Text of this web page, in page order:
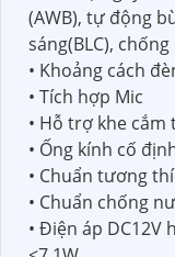
(AWB), tự động
sáng(BLC),
• Khoảng cách
• Tích hợp Mic
• Hỗ trợ khe cắm
• Ống kính cố
• Chuẩn tương
• Chuẩn chống
• Điện áp DC12V